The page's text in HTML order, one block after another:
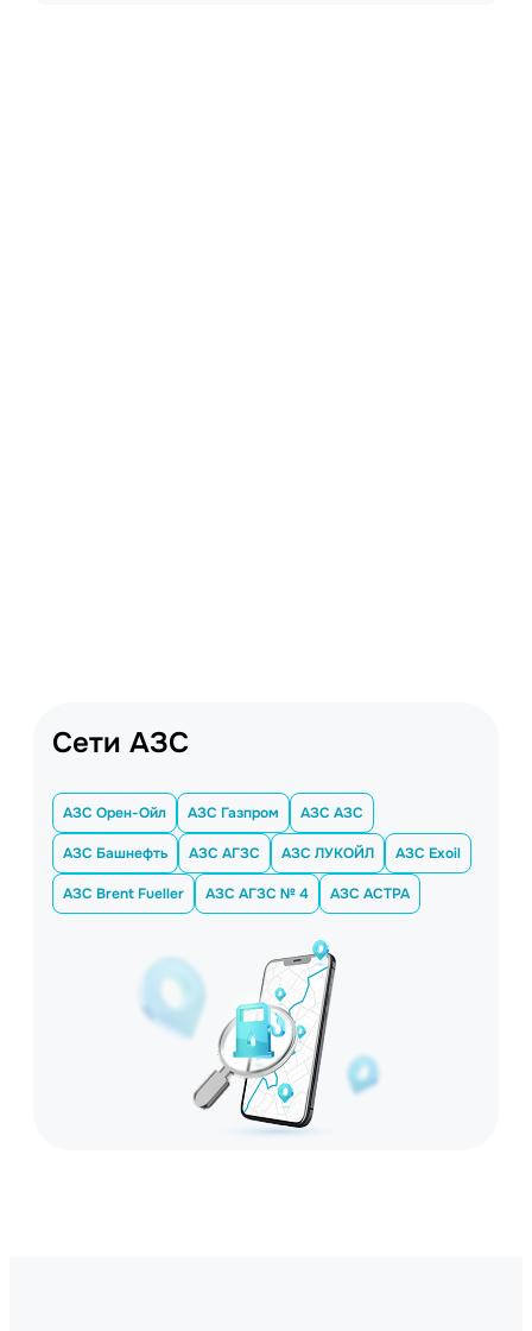
Сети АЗС
АЗС Орен-Ойл АЗС Газпром АЗС АЗС
АЗС Башнефть АЗС АГЗС АЗС ЛУКОЙЛ АЗС Exoil
АЗС Brent Fueller АЗС АГЗС № 4 АЗС АСТРА